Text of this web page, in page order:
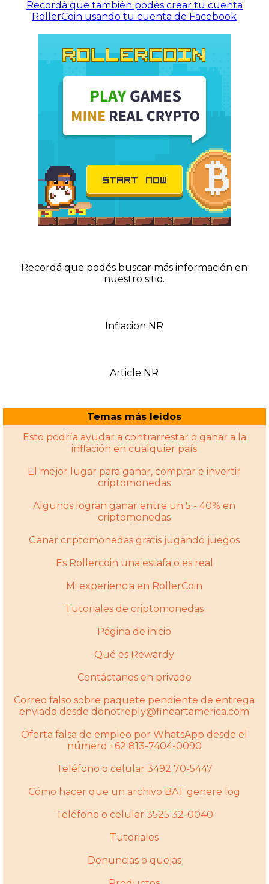
Recordá que también podés crear tu cuenta
RollerCoin usando tu cuenta de Facebook
Recordá que podés buscar más información en
nuestro sitio.
Inflacion NR
Article NR
Temas más leídos
Esto podría ayudar a contrarrestar o ganar a la
inflación en cualquier país
El mejor lugar para ganar, comprar e invertir
criptomonedas
Algunos logran ganar entre un 5 - 40% en
criptomonedas
Ganar criptomonedas gratis jugando juegos
Es Rollercoin una estafa o es real
Mi experiencia en RollerCoin
Tutoriales de criptomonedas
Página de inicio
Qué es Rewardy
Contáctanos en privado
Correo falso sobre paquete pendiente de entrega
enviado desde donotreply@fineartamerica.com
Oferta falsa de empleo por WhatsApp desde el
número +62 813-7404-0090
Teléfono o celular 3492 70-5447
Cómo hacer que un archivo BAT genere log
Teléfono o celular 3525 32-0040
Tutoriales
Denuncias o quejas